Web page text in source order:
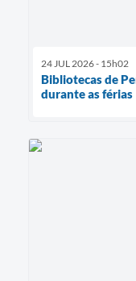
24 JUL 2026 - 15h02
Bibliotecas de
durante as férias